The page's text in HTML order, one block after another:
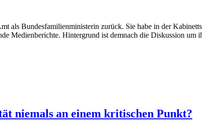
Bundesfamilienministerin zurück. Sie habe in der
Medienberichte. Hintergrund ist demnach die Diskussion um
niemals an einem kritischen Punkt?